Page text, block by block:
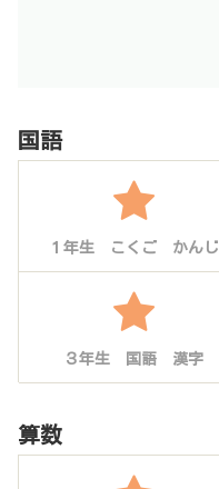
国語
１年生 こくご かんじ
３年生 国語 漢字
算数